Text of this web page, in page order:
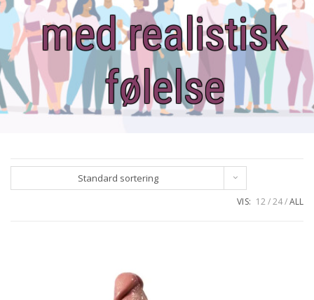
med realistisk
følelse
Standard sortering
VIS: 12 24 ALL